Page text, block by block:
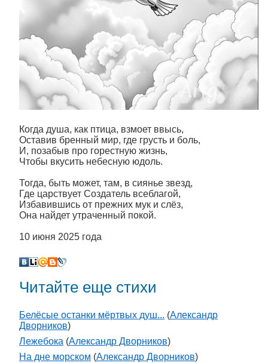
Когда душа, как птица, взмоет ввысь,
Оставив бренный мир, где грусть и боль,
И, позабыв про горестную жизнь,
Чтобы вкусить небесную юдоль.
Тогда, быть может, там, в сиянье звезд,
Где царствует Создатель всеблагой,
Избавившись от прежних мук и слёз,
Она найдет утраченный покой.
10 июня 2025 года
Читайте еще стихи
Белёсые останки мёртвых душ... (Александр
Дворников)
Лежебока (Александр Дворников)
На дне морском (Александр Дворников)